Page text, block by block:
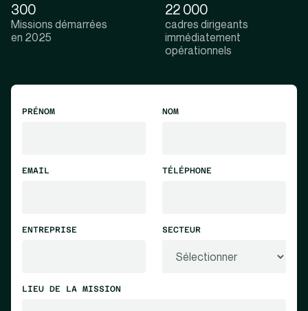
300
Missions démarrées
en 2025
22 000
cadres dirigeants
immédiatement
opérationnels
PRÉNOM NOM
EMAIL TÉLÉPHONE
ENTREPRISE SECTEUR
LIEU DE LA MISSION